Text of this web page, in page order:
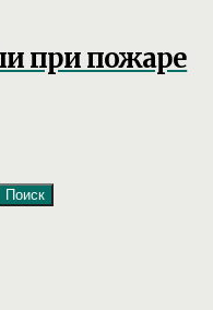
при пожаре